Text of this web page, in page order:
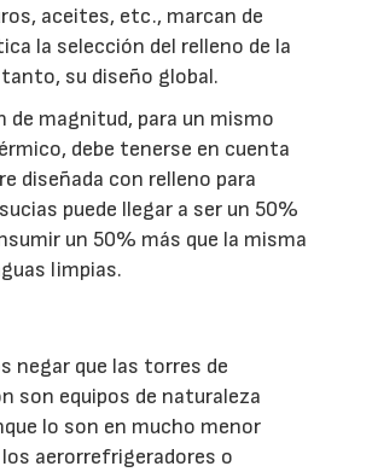
aceites, etc., marcan de
la selección del relleno de la
su diseño global.
de magnitud, para un mismo
debe tenerse en cuenta
diseñada con relleno para
puede llegar a ser un 50%
un 50% más que la misma
limpias.
negar que las torres de
son equipos de naturaleza
lo son en mucho menor
los aerorrefrigeradores o